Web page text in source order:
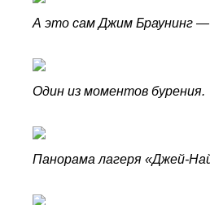
А это сам Джим Браунинг —
Один из моментов бурения.
Панорама лагеря «Джей-